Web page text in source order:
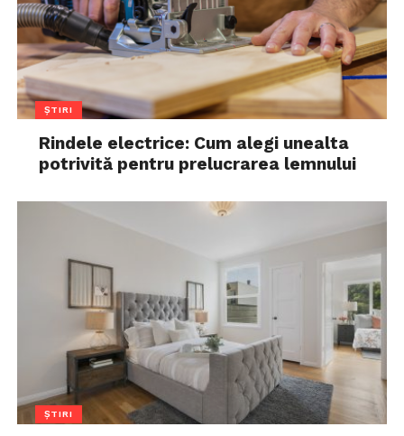
ȘTIRI
Rindele electrice: Cum alegi unealta
potrivită pentru prelucrarea lemnului
ȘTIRI